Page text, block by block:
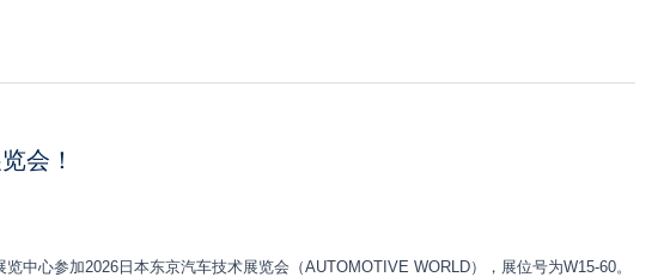
会！
中心参加2026日本东京汽车技术展览会（AUTOMOTIVE WORLD），展位号为W15-60。